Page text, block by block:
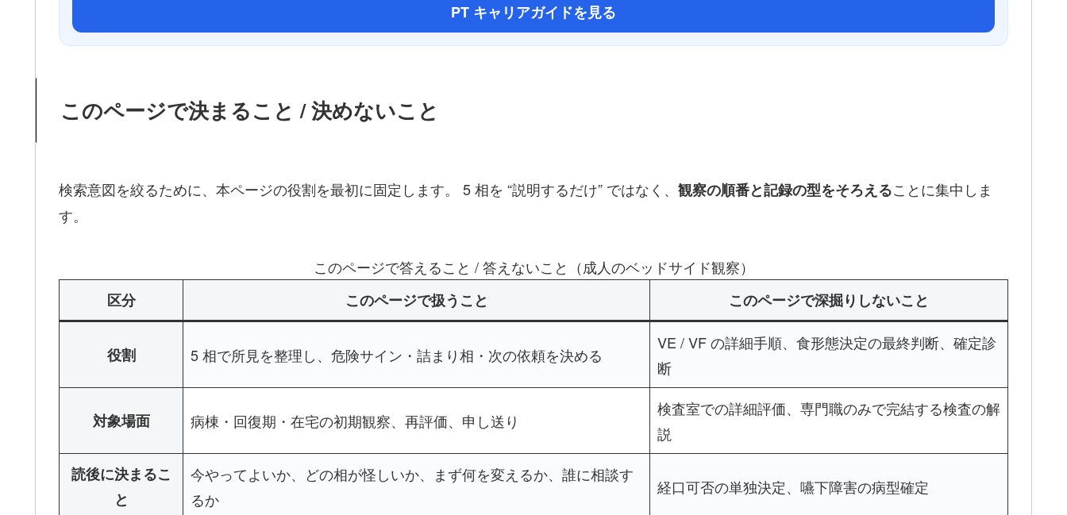
PT キャリアガイドを見る
このページで決まること / 決めないこと
検索意図を絞るために、本ページの役割を最初に固定します。 5 相を “説明するだけ” ではなく、 観察の順番と記録の型をそろえることに集中しま
す。
このページで答えること / 答えないこと（成人のベッドサイド観察）
区分
このページで扱うこと このページで深掘りしないこと
役割 5 相で所見を整理し、危険サイン・詰まり相・次の依頼を決める
VE / VF の詳細手順、食形態決定の最終判断、確定診
断
対象場面 病棟・回復期・在宅の初期観察、再評価、申し送り
検査室での詳細評価、専門職のみで完結する検査の解
説
読後に決まるこ
と
今やってよいか、どの相が怪しいか、まず何を変えるか、誰に相談す
るか
経口可否の単独決定、嚥下障害の病型確定